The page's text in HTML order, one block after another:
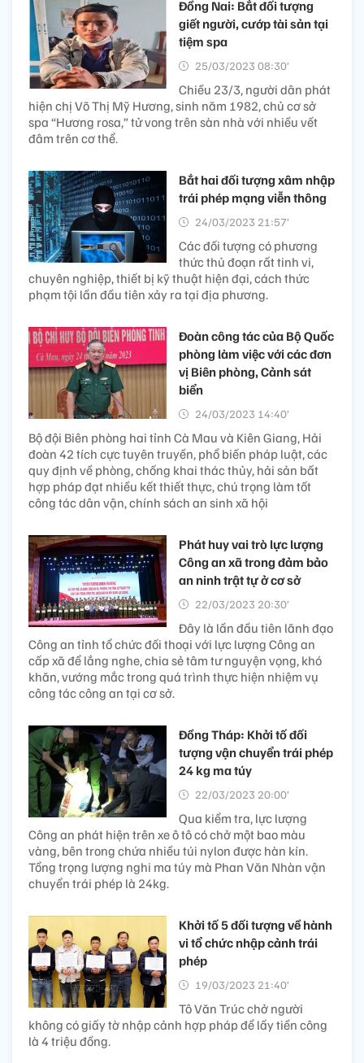
Đồng Nai: Bắt đối tượng
giết người, cướp tài sản tại
tiệm spa
25/03/2023 08:30’
Chiều 23/3, người dân phát
hiện chị Võ Thị Mỹ Hương, sinh năm 1982, chủ cơ sở
spa “Hương rosa,” tử vong trên sàn nhà với nhiều vết
đâm trên cơ thể.
Bắt hai đối tượng xâm nhập
trái phép mạng viễn thông
24/03/2023 21:57’
Các đối tượng có phương
thức thủ đoạn rất tinh vi,
chuyên nghiệp, thiết bị kỹ thuật hiện đại, cách thức
phạm tội lần đầu tiên xảy ra tại địa phương.
Đoàn công tác của Bộ Quốc
phòng làm việc với các đơn
vị Biên phòng, Cảnh sát
biển
24/03/2023 14:40’
Bộ đội Biên phòng hai tỉnh Cà Mau và Kiên Giang, Hải
đoàn 42 tích cực tuyên truyền, phổ biến pháp luật, các
quy định về phòng, chống khai thác thủy, hải sản bất
hợp pháp đạt nhiều kết thiết thực, chú trọng làm tốt
công tác dân vận, chính sách an sinh xã hội
Phát huy vai trò lực lượng
Công an xã trong đảm bảo
an ninh trật tự ở cơ sở
22/03/2023 20:30’
Đây là lần đầu tiên lãnh đạo
Công an tỉnh tổ chức đối thoại với lực lượng Công an
cấp xã để lắng nghe, chia sẻ tâm tư nguyện vọng, khó
khăn, vướng mắc trong quá trình thực hiện nhiệm vụ
công tác công an tại cơ sở.
Đồng Tháp: Khởi tố đối
tượng vận chuyển trái phép
24 kg ma túy
22/03/2023 20:00’
Qua kiểm tra, lực lượng
Công an phát hiện trên xe ô tô có chở một bao màu
vàng, bên trong chứa nhiều túi nylon được hàn kín.
Tổng trọng lượng nghi ma túy mà Phan Văn Nhàn vận
chuyển trái phép là 24kg.
Khởi tố 5 đối tượng về hành
vi tổ chức nhập cảnh trái
phép
19/03/2023 21:40’
Tô Văn Trúc chở người
không có giấy tờ nhập cảnh hợp pháp để lấy tiền công
là 4 triệu đồng.